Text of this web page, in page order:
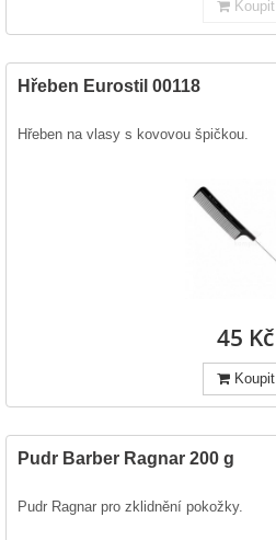
Koupit
Hřeben Eurostil 00118
Hřeben na vlasy s kovovou špičkou.
45 Kč
Koupit
Pudr Barber Ragnar 200 g
Pudr Ragnar pro zklidnění pokožky.